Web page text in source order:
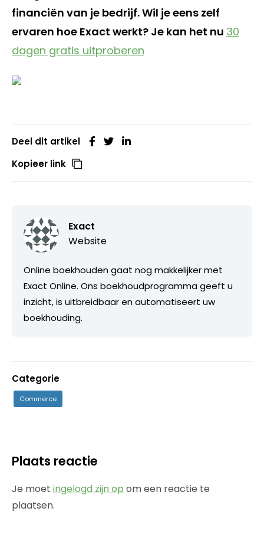
financiën van je bedrijf. Wil je eens zelf
ervaren hoe Exact werkt? Je kan het nu 30
dagen gratis uitproberen
Deel dit artikel
Kopieer link
Exact
Website
Online boekhouden gaat nog makkelijker met
Exact Online. Ons boekhoudprogramma geeft u
inzicht, is uitbreidbaar en automatiseert uw
boekhouding.
Categorie
Commerce
Plaats reactie
Je moet ingelogd zijn op om een reactie te
plaatsen.